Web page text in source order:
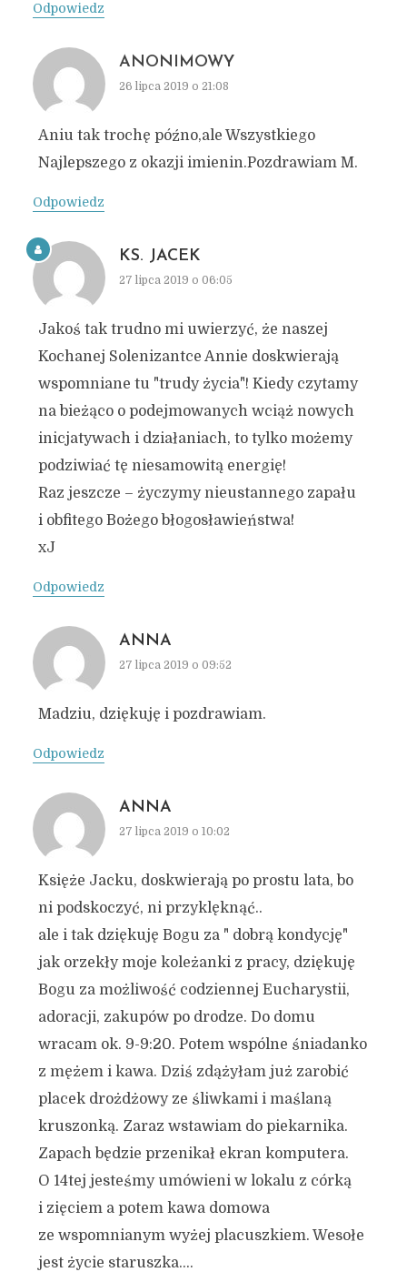
Odpowiedz
ANONIMOWY
26 lipca 2019 o 21:08
Aniu tak trochę późno,ale Wszystkiego
Najlepszego z okazji imienin.Pozdrawiam M.
Odpowiedz
KS. JACEK
27 lipca 2019 o 06:05
Jakoś tak trudno mi uwierzyć, że naszej
Kochanej Solenizantce Annie doskwierają
wspomniane tu "trudy życia"! Kiedy czytamy
na bieżąco o podejmowanych wciąż nowych
inicjatywach i działaniach, to tylko możemy
podziwiać tę niesamowitą energię!
Raz jeszcze – życzymy nieustannego zapału
i obfitego Bożego błogosławieństwa!
xJ
Odpowiedz
ANNA
27 lipca 2019 o 09:52
Madziu, dziękuję i pozdrawiam.
Odpowiedz
ANNA
27 lipca 2019 o 10:02
Księże Jacku, doskwierają po prostu lata, bo
ni podskoczyć, ni przyklęknąć..
ale i tak dziękuję Bogu za " dobrą kondycję"
jak orzekły moje koleżanki z pracy, dziękuję
Bogu za możliwość codziennej Eucharystii,
adoracji, zakupów po drodze. Do domu
wracam ok. 9-9:20. Potem wspólne śniadanko
z mężem i kawa. Dziś zdążyłam już zarobić
placek drożdżowy ze śliwkami i maślaną
kruszonką. Zaraz wstawiam do piekarnika.
Zapach będzie przenikał ekran komputera.
O 14tej jesteśmy umówieni w lokalu z córką
i zięciem a potem kawa domowa
ze wspomnianym wyżej placuszkiem. Wesołe
jest życie staruszka….